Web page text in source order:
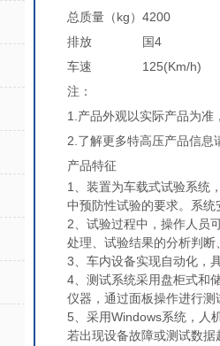
总质量（kg） 4200
排放
国4
车速
125(Km/h)
注：
1.产品外观以实际产品为准
2.了解更多特高压产品信息
产品特征
1、装置为车载式试验系统
中预防性试验的要求。系统
2、试验过程中，操作人员
处理、试验结果的分析判断
3、车内设备实现自动化，
4、测试系统采用盘柜式和
仪器，通过面板操作进行测
5、采用Windows系统，人
若出现设备故障或测试数据